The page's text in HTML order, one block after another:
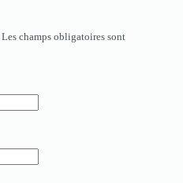
Les champs obligatoires sont